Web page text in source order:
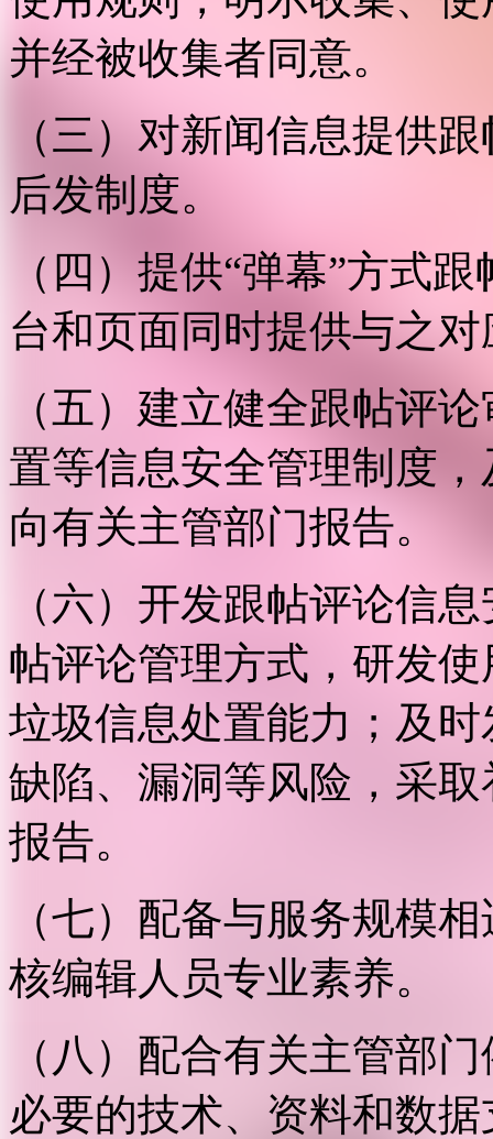
并经被收集者同意。
（三）对新闻信息提供
后发制度。
（四）提供“弹幕”方式
台和页面同时提供与之
（五）建立健全跟帖评
置等信息安全管理制度
向有关主管部门报告。
（六）开发跟帖评论信
帖评论管理方式，研发
垃圾信息处置能力；及
缺陷、漏洞等风险，采
报告。
（七）配备与服务规模
核编辑人员专业素养。
（八）配合有关主管部
必要的技术、资料和数